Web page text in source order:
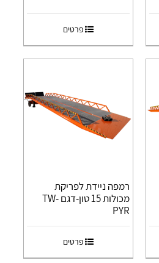
פרטים
רמפה ניידת לפריקת
מכולות 15 טון-דגם TW-
PYR
פרטים